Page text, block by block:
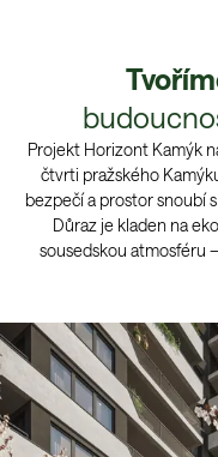
Projekt Horizont Kamýk
čtvrti pražského
bezpečí a prostor snoubí
Důraz je kladen na
sousedskou atmosféru